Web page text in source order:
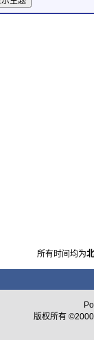
所有时间均为
版权所有